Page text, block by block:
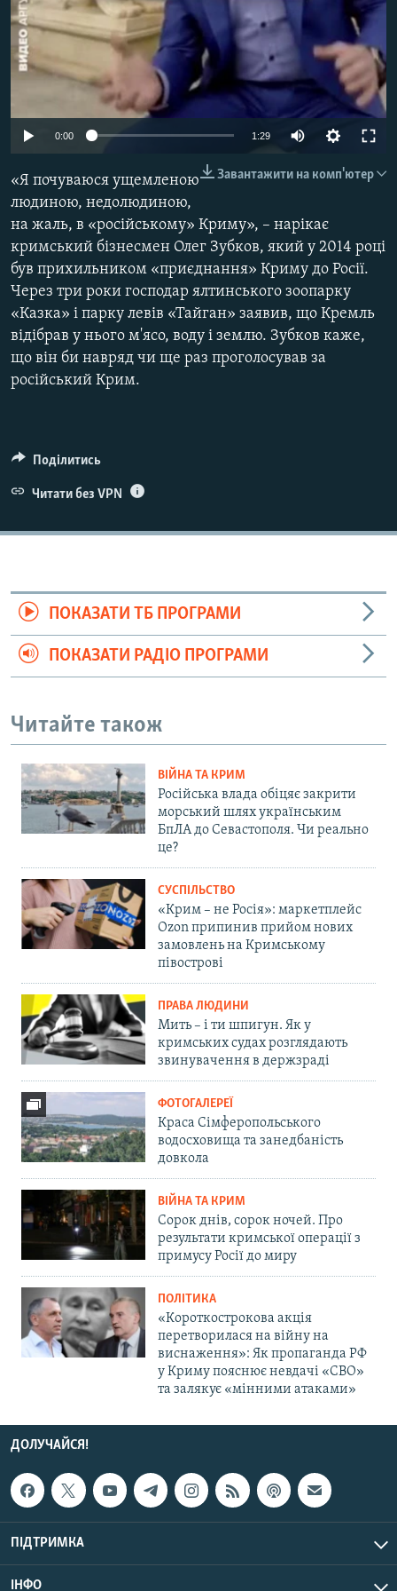
ВІДЕОУРОКИ «ELIFBE»
СВІДЧЕННЯ ОКУПАЦІЇ
УКРАЇНСЬКА ПРОБЛЕМА КРИМУ
Русский
Qırımtatar
Усі сайти RFE/RL
0:00 1:29
Завантажити на комп'ютер
«Я почуваюся ущемленою
людиною, недолюдиною,
на жаль, в «російському» Криму», – нарікає
кримський бізнесмен Олег Зубков, який у 2014 році
був прихильником «приєднання» Криму до Росії.
Через три роки господар ялтинського зоопарку
«Казка» і парку левів «Тайган» заявив, що Кремль
відібрав у нього м'ясо, воду і землю. Зубков каже,
що він би навряд чи ще раз проголосував за
російський Крим.
Поділитись
Читати без VPN
ПОКАЗАТИ ТБ ПРОГРАМИ
ПОКАЗАТИ РАДІО ПРОГРАМИ
Читайте також
ВІЙНА ТА КРИМ
Російська влада обіцяє закрити
морський шлях українським
БпЛА до Севастополя. Чи реально
це?
СУСПІЛЬСТВО
«Крим – не Росія»: маркетплейс
Ozon припинив прийом нових
замовлень на Кримському
півострові
ПРАВА ЛЮДИНИ
Мить – і ти шпигун. Як у
кримських судах розглядають
звинувачення в держзраді
ФОТОГАЛЕРЕЇ
Краса Сімферопольського
водосховища та занедбаність
довкола
ВІЙНА ТА КРИМ
Сорок днів, сорок ночей. Про
результати кримської операції з
примусу Росії до миру
ПОЛІТИКА
«Короткострокова акція
перетворилася на війну на
виснаження»: Як пропаганда РФ
у Криму пояснює невдачі «СВО»
та залякує «мінними атаками»
ДОЛУЧАЙСЯ!
ПІДТРИМКА
ІНФО